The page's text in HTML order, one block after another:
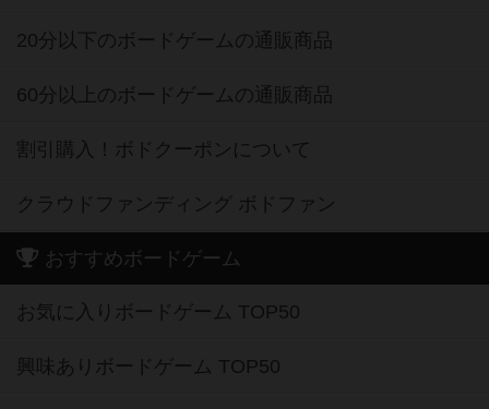
20分以下のボードゲームの通販商品
60分以上のボードゲームの通販商品
割引購入！ボドクーポンについて
クラウドファンディング ボドファン
おすすめボードゲーム
お気に入りボードゲーム TOP50
興味ありボードゲーム TOP50